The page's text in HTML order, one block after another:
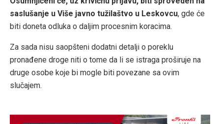
saslušanje u Više javno tužilaštvo u Leskovcu, gde će
biti doneta odluka o daljim procesnim koracima.
Za sada nisu saopšteni dodatni detalji o poreklu
pronađene droge niti o tome da li se istraga proširuje na
druge osobe koje bi mogle biti povezane sa ovim
slučajem.